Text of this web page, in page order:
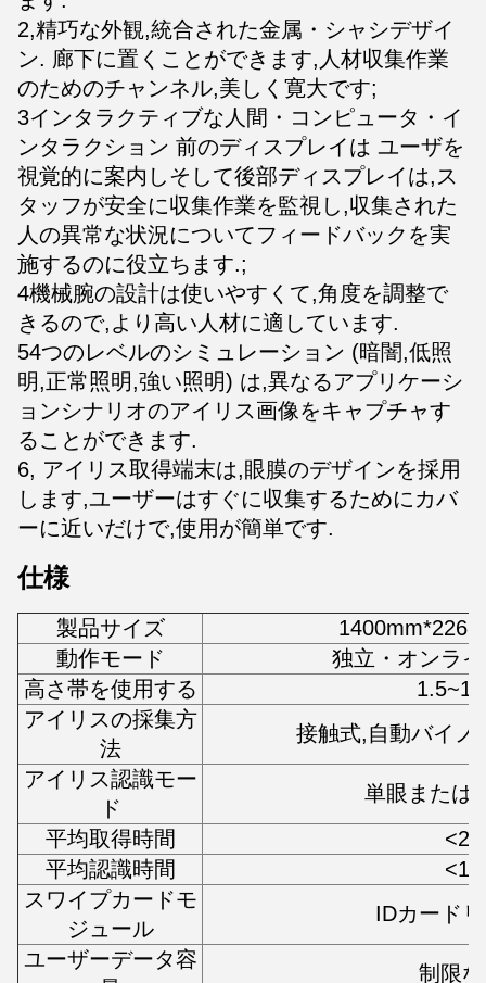
2,精巧な外観,統合された金属・シャシデザイ
ン. 廊下に置くことができます,人材収集作業
のためのチャンネル,美しく寛大です;
3インタラクティブな人間・コンピュータ・イ
ンタラクション 前のディスプレイは ユーザを
視覚的に案内しそして後部ディスプレイは,ス
タッフが安全に収集作業を監視し,収集された
人の異常な状況についてフィードバックを実
施するのに役立ちます.;
4機械腕の設計は使いやすくて,角度を調整で
きるので,より高い人材に適しています.
54つのレベルのシミュレーション (暗闇,低照
明,正常照明,強い照明) は,異なるアプリケーシ
ョンシナリオのアイリス画像をキャプチャす
ることができます.
6, アイリス取得端末は,眼膜のデザインを採用
します,ユーザーはすぐに収集するためにカバ
ーに近いだけで,使用が簡単です.
仕様
製品サイズ
動作モード
独立・オンラ
高さ帯を使用する
アイリスの採集方
法
接触式,自動バイノ
アイリス認識モー
ド
単眼または
平均取得時間
<2s
平均認識時間
<1s
スワイプカードモ
ジュール
IDカード
ユーザーデータ容
制限